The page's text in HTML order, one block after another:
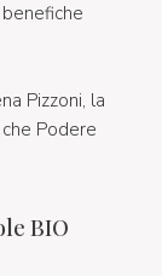
Pizzoni, la
Podere
BIO